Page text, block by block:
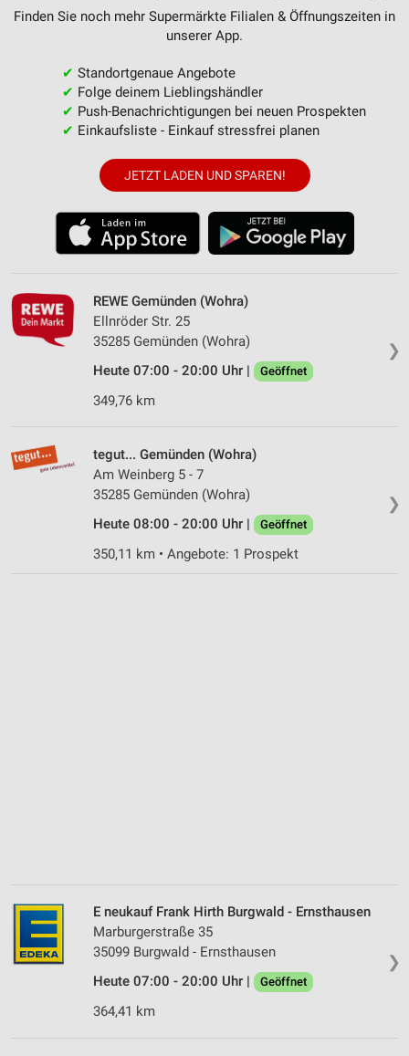
Finden Sie noch mehr Supermärkte Filialen & Öffnungszeiten in
unserer App.
✔ Standortgenaue Angebote
✔ Folge deinem Lieblingshändler
✔ Push-Benachrichtigungen bei neuen Prospekten
✔ Einkaufsliste - Einkauf stressfrei planen
JETZT LADEN UND SPAREN!
❯
REWE Gemünden (Wohra)
Ellnröder Str. 25
35285 Gemünden (Wohra)
Heute 07:00 - 20:00 Uhr |
Geöffnet
349,76 km
❯
tegut... Gemünden (Wohra)
Am Weinberg 5 - 7
35285 Gemünden (Wohra)
Heute 08:00 - 20:00 Uhr |
Geöffnet
350,11 km • Angebote: 1 Prospekt
❯
E neukauf Frank Hirth Burgwald - Ernsthausen
Marburgerstraße 35
35099 Burgwald - Ernsthausen
Heute 07:00 - 20:00 Uhr |
Geöffnet
364,41 km